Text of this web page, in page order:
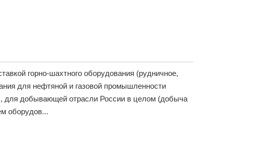
горно-шахтного оборудования (рудничное,
для нефтяной и газовой промышленности
для добывающей отрасли России в целом (добыча
оборудов...